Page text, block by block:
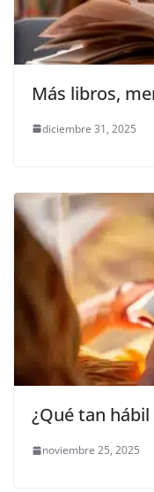
Más libros,
diciembre 31, 2025
¿Qué tan
noviembre 25, 2025